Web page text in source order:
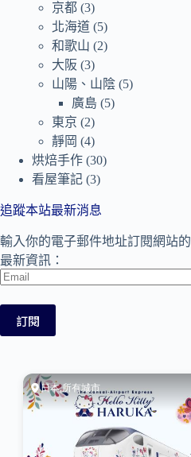
京都 (3)
北海道 (5)
和歌山 (2)
大阪 (3)
山陽、山陰 (5)
廣島 (5)
東京 (2)
靜岡 (4)
烘焙手作 (30)
看屋筆記 (3)
追蹤本站最新消息
輸入你的電子郵件地址訂閱網站
最新資訊：
Email
訂閱